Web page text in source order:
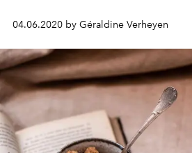
04.06.2020 by Géraldine Verheyen